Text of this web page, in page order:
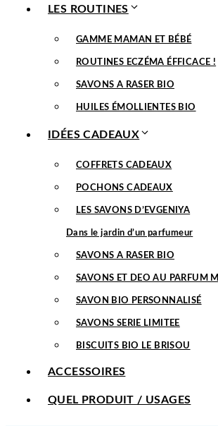
LES ROUTINES
GAMME MAMAN ET BÉBÉ
ROUTINES ECZÉMA ÉFFICACE !
SAVONS A RASER BIO
HUILES ÉMOLLIENTES BIO
IDÉES CADEAUX
COFFRETS CADEAUX
POCHONS CADEAUX
LES SAVONS D’EVGENIYA
Dans le jardin d’un parfumeur
SAVONS A RASER BIO
SAVONS ET DEO AU PARFUM
SAVON BIO PERSONNALISÉ
SAVONS SERIE LIMITEE
BISCUITS BIO LE BRISOU
ACCESSOIRES
QUEL PRODUIT / USAGES